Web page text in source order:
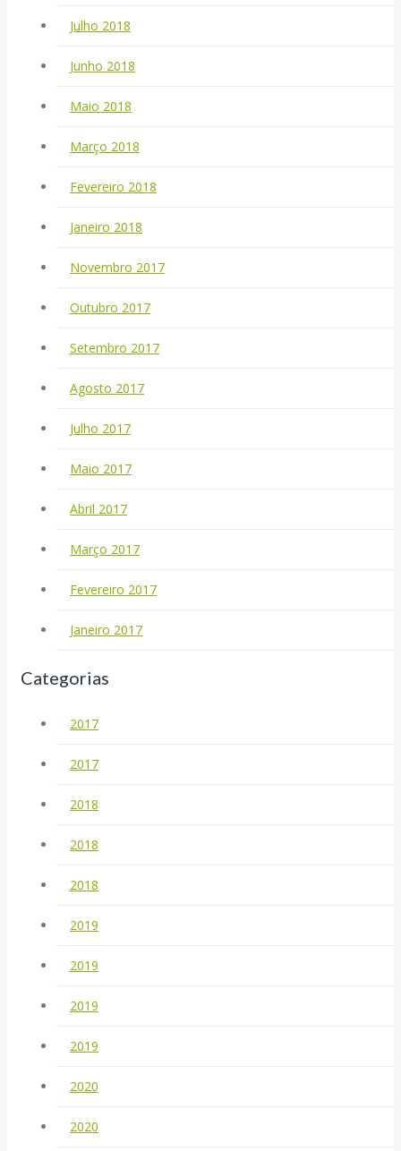
Julho 2018
Junho 2018
Maio 2018
Março 2018
Fevereiro 2018
Janeiro 2018
Novembro 2017
Outubro 2017
Setembro 2017
Agosto 2017
Julho 2017
Maio 2017
Abril 2017
Março 2017
Fevereiro 2017
Janeiro 2017
Categorias
2017
2017
2018
2018
2018
2019
2019
2019
2019
2020
2020